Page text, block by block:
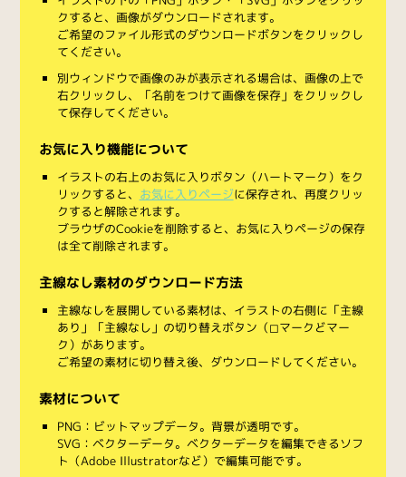
クすると、画像がダウンロードされます。
ご希望のファイル形式のダウンロードボタンをクリックし
てください。
別ウィンドウで画像のみが表示される場合は、画像の上で
右クリックし、「名前をつけて画像を保存」をクリックし
て保存してください。
お気に入り機能について
イラストの右上のお気に入りボタン（ハートマーク）をク
リックすると、 お気に入りページに保存され、再度クリッ
クすると解除されます。
ブラウザのCookieを削除すると、お気に入りページの保存
は全て削除されます。
主線なし素材のダウンロード方法
主線なしを展開している素材は、イラストの右側に「主線
あり」「主線なし」の切り替えボタン（◻︎マークと◼︎マー
ク）があります。
ご希望の素材に切り替え後、ダウンロードしてください。
素材について
PNG：ビットマップデータ。背景が透明です。
SVG：ベクターデータ。ベクターデータを編集できるソフ
ト（Adobe Illustratorなど）で編集可能です。